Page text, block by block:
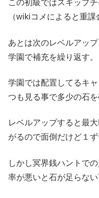
この初級ではスキップ
（wikiコメによると重
あとは次のレベルアッ
学園で補充を繰り返す。
学園では配置してるキ
つも見る事で多少の石を
レベルアップすると最
がるので面倒だけど１ず
しかし冥界銭ハントで
率が悪いと石が足らない